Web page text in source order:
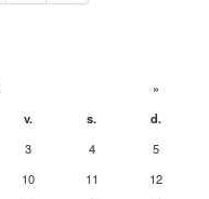
»
v. s.
d.
3 4
5
10 11
12